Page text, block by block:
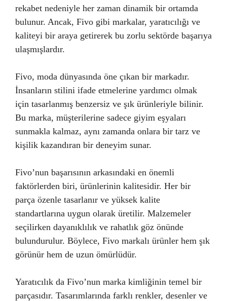
rekabet nedeniyle her zaman dinamik bir ortamda
bulunur. Ancak, Fivo gibi markalar, yaratıcılığı ve
kaliteyi bir araya getirerek bu zorlu sektörde başarıya
ulaşmışlardır.
Fivo, moda dünyasında öne çıkan bir markadır.
İnsanların stilini ifade etmelerine yardımcı olmak
için tasarlanmış benzersiz ve şık ürünleriyle bilinir.
Bu marka, müşterilerine sadece giyim eşyaları
sunmakla kalmaz, aynı zamanda onlara bir tarz ve
kişilik kazandıran bir deneyim sunar.
Fivo’nun başarısının arkasındaki en önemli
faktörlerden biri, ürünlerinin kalitesidir. Her bir
parça özenle tasarlanır ve yüksek kalite
standartlarına uygun olarak üretilir. Malzemeler
seçilirken dayanıklılık ve rahatlık göz önünde
bulundurulur. Böylece, Fivo markalı ürünler hem şık
görünür hem de uzun ömürlüdür.
Yaratıcılık da Fivo’nun marka kimliğinin temel bir
parçasıdır. Tasarımlarında farklı renkler, desenler ve